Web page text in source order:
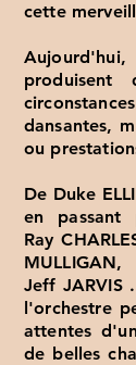
cette
produisent
dansantes,
ou
De Duke
en passant
Ray
MULLIGAN,
Jeff JARVIS
l'orchestre
attentes
de belles